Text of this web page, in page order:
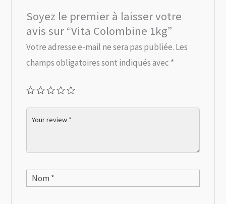
Soyez le premier à laisser votre
avis sur “Vita Colombine 1kg”
Votre adresse e-mail ne sera pas publiée. Les
champs obligatoires sont indiqués avec *